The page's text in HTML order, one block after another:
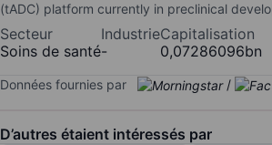
(tADC) platform currently in preclinical
Secteur
Soins de santé
Industrie
-
Capitalisation
0,07286096bn
Données fournies par /
D’autres étaient intéressés par